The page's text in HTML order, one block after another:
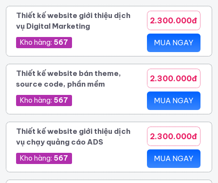
Thiết kế website giới thiệu dịch
vụ Digital Marketing
Kho hàng: 567
2.300.000đ
MUA NGAY
Thiết kế website bán theme,
source code, phần mềm
Kho hàng: 567
2.300.000đ
MUA NGAY
Thiết kế website giới thiệu dịch
vụ chạy quảng cáo ADS
Kho hàng: 567
2.300.000đ
MUA NGAY